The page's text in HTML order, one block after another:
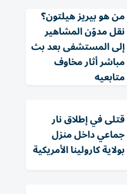
من هو بيريز هيلتون؟
نقل مدوّن المشاهير
إلى المستشفى بعد بث
مباشر أثار مخاوف
متابعيه
قتلى في إطلاق نار
جماعي داخل منزل
بولاية كارولينا الأمريكية